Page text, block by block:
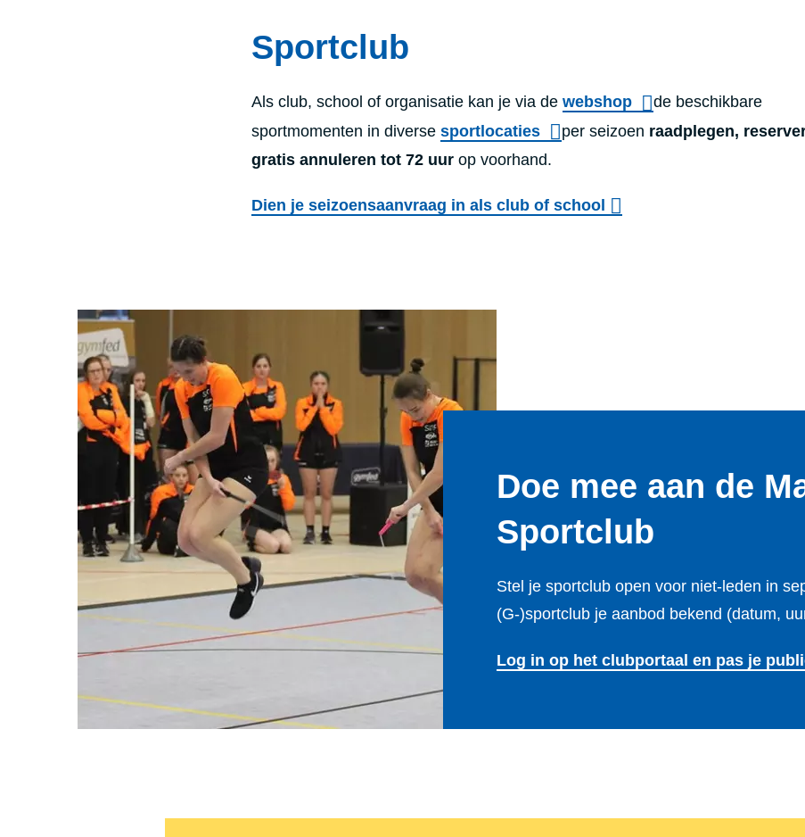
Sportclub
Als club, school of organisatie kan je via de webshop
de beschikbare
sportmomenten in diverse sportlocaties per seizoen raadplegen,
gratis annuleren tot 72 uur op voorhand.
Dien je seizoensaanvraag in als club of school
Doe mee aan de
Sportclub
Stel je sportclub open voor niet-leden in
(G-)sportclub je aanbod bekend (datum,
Log in op het clubportaal en pas je